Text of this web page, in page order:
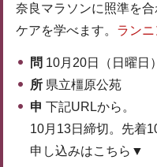
奈良マラソンに照準を
ケアを学べます。 ラン
問 10月20日（日曜日
所 県立橿原公苑
申 下記URLから。
10月13日締切。先着
申し込みはこちら▼